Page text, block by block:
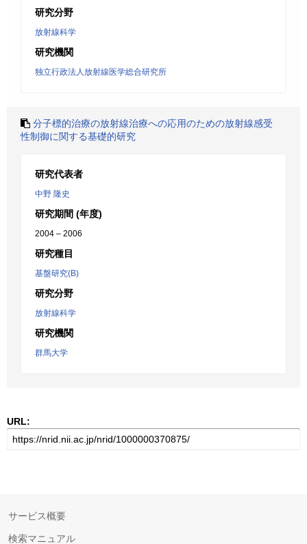
研究分野
放射線科学
研究機関
独立行政法人放射線医学総合研究所
分子標的治療の放射線治療への応用のための放射線感受
性制御に関する基礎的研究
研究代表者
中野 隆史
研究期間 (年度)
2004 – 2006
研究種目
基盤研究(B)
研究分野
放射線科学
研究機関
群馬大学
URL:
サービス概要
検索マニュアル